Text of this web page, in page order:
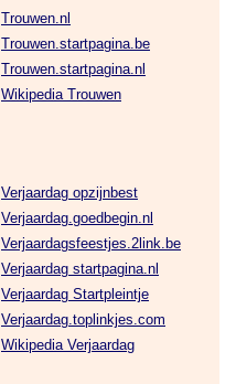
Trouwen.nl
Trouwen.startpagina.be
Trouwen.startpagina.nl
Wikipedia Trouwen
Verjaardag opzijnbest
Verjaardag.goedbegin.nl
Verjaardagsfeestjes.2link.be
Verjaardag startpagina.nl
Verjaardag Startpleintje
Verjaardag.toplinkjes.com
Wikipedia Verjaardag